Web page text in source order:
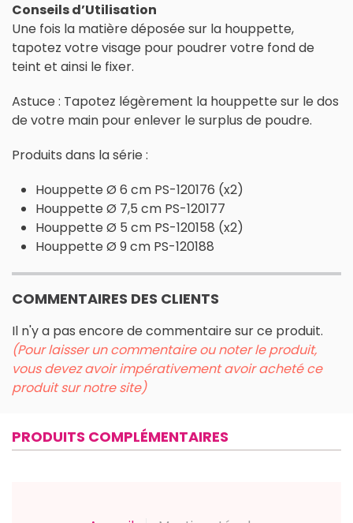
Conseils d’Utilisation
Une fois la matière déposée sur la houppette,
tapotez votre visage pour poudrer votre fond de
teint et ainsi le fixer.
Astuce : Tapotez légèrement la houppette sur le dos
de votre main pour enlever le surplus de poudre.
Produits dans la série :
Houppette Ø 6 cm PS-120176 (x2)
Houppette Ø 7,5 cm PS-120177
Houppette Ø 5 cm PS-120158 (x2)
Houppette Ø 9 cm PS-120188
COMMENTAIRES DES CLIENTS
Il n'y a pas encore de commentaire sur ce produit.
(Pour laisser un commentaire ou noter le produit,
vous devez avoir impérativement avoir acheté ce
produit sur notre site)
PRODUITS COMPLÉMENTAIRES